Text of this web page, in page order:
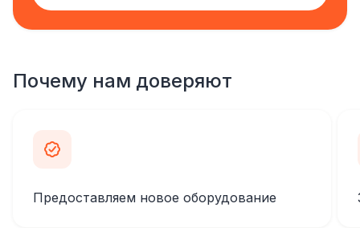
Почему нам доверяют
Предоставляем новое оборудование